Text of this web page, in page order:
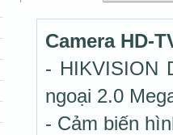
Camera HD-
- HIKVISION
ngoại 2.0
- Cảm biến